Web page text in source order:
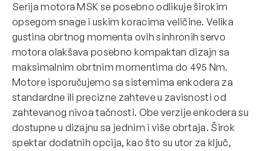
Serija motora MSK se posebno odlikuje širokim
opsegom snage i uskim koracima veličine. Velika
gustina obrtnog momenta ovih sinhronih servo
motora olakšava posebno kompaktan dizajn sa
maksimalnim obrtnim momentima do 495 Nm.
Motore isporučujemo sa sistemima enkodera za
standardne ili precizne zahteve u zavisnosti od
zahtevanog nivoa tačnosti. Obe verzije enkodera su
dostupne u dizajnu sa jednim i više obrtaja. Širok
spektar dodatnih opcija, kao što su utor za ključ,